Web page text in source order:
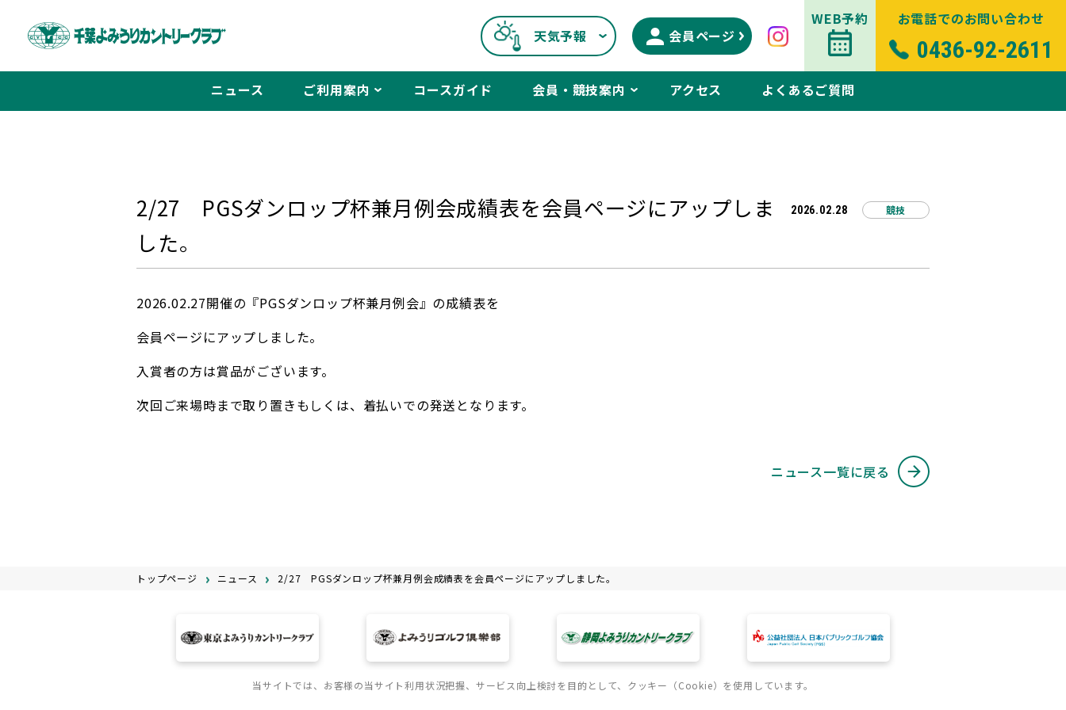
天気予報 会員ページ
WEB予約 お電話でのお問い合わせ
0436-92-2611
ニュース ご利用案内 コースガイド 会員・競技案内 アクセス よくあるご質問
2/27 PGSダンロップ杯兼月例会成績表を会員ページにアップしま
した。
2026.02.28 競技
2026.02.27開催の『PGSダンロップ杯兼月例会』の成績表を
会員ページにアップしました。
入賞者の方は賞品がございます。
次回ご来場時まで取り置きもしくは、着払いでの発送となります。
ニュース一覧に戻る
トップページ ニュース 2/27 PGSダンロップ杯兼月例会成績表を会員ページにアップしました。
当サイトでは、お客様の当サイト利用状況把握、サービス向上検討を目的として、クッキー（Cookie）を使用しています。